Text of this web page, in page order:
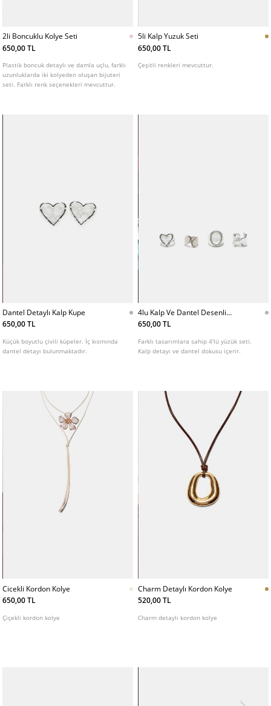
2li Boncuklu Kolye Seti
650,00 TL
Plastik boncuk detaylı ve damla uçlu, farklı
uzunluklarda iki kolyeden oluşan bijuteri
seti. Farklı renk seçenekleri mevcuttur.
5li Kalp Yuzuk Seti
650,00 TL
Çeşitli renkleri mevcuttur.
Dantel Detaylı Kalp Kupe
650,00 TL
Küçük boyutlu çivili küpeler. İç kısmında
dantel detayı bulunmaktadır.
4lu Kalp Ve Dantel Desenli
Yuzuk Seti
650,00 TL
Farklı tasarımlara sahip 4'lü yüzük seti.
Kalp detayı ve dantel dokusu içerir.
Cicekli Kordon Kolye
650,00 TL
Çiçekli kordon kolye
Charm Detaylı Kordon Kolye
520,00 TL
Charm detaylı kordon kolye